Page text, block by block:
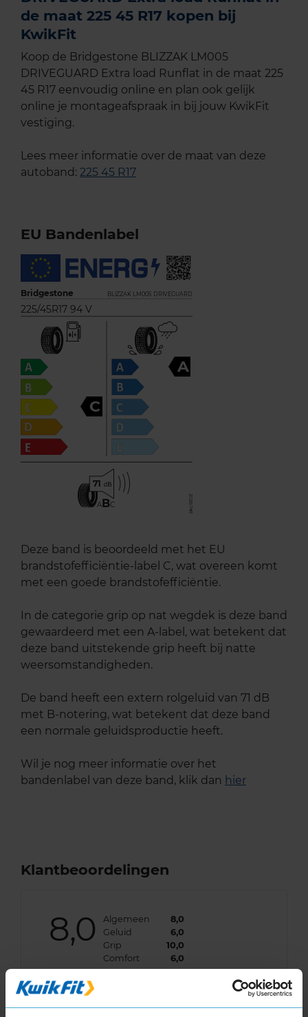
de maat 225 45 R17 kopen bij
KwikFit
Koop de Bridgestone BLIZZAK LM005
DRIVEGUARD Extra load Runflat in de maat 225
45 R17 eenvoudig online en plan ook gelijk
online je montageafspraak in bij jouw KwikFit
vestiging.
Lees meer informatie over de maat van deze
autoband: 225 45 R17
EU Bandenlabel
Bridgestone BLIZZAK LM005 DRIVEGUARD
225/45R17 94 V
C
A
71
A BC
Deze band is beoordeeld met het EU
brandstofefficiëntie-label C, wat overeen komt
met een goede brandstofefficiëntie.
In de categorie grip op nat wegdek is deze band
gewaardeerd met een A-label, wat betekent dat
deze band uitstekende grip heeft bij natte
weersomstandigheden.
De band heeft een extern rolgeluid van 71 dB
met B-notering, wat betekent dat deze band
een normale geluidsproductie heeft.
Wil je nog meer informatie over het
bandenlabel van deze band, klik dan hier
Klantbeoordelingen
8,0 Algemeen
8,0
Geluid
6,0
Grip
10,0
Comfort
6,0
Band
225/45R17 94V EXTRALOAD RUNFLAT
Datum beoordeling
Type rijderSportief